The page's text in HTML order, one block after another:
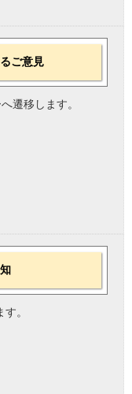
ご意見
遷移します。
。